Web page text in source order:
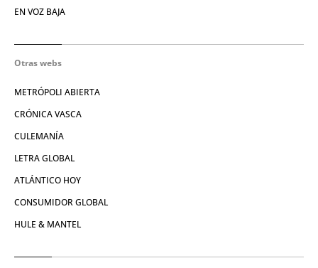
EN VOZ BAJA
Otras webs
METRÓPOLI ABIERTA
CRÓNICA VASCA
CULEMANÍA
LETRA GLOBAL
ATLÁNTICO HOY
CONSUMIDOR GLOBAL
HULE & MANTEL